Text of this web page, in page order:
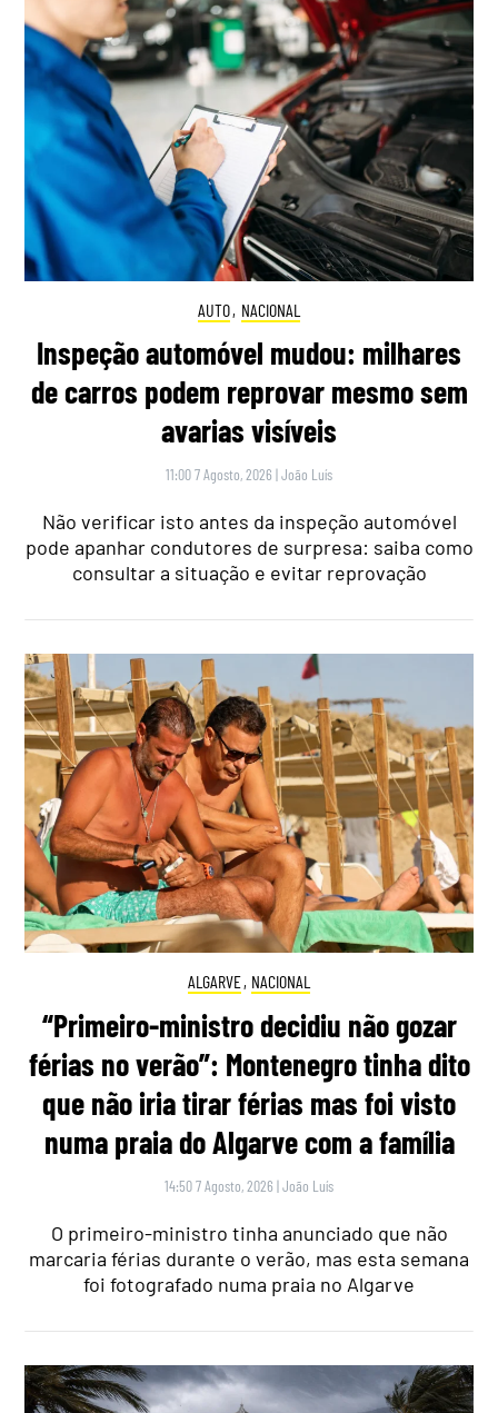
AUTO, NACIONAL
Inspeção automóvel mudou: milhares
de carros podem reprovar mesmo sem
avarias visíveis
11:00 7 Agosto, 2026 |João Luís
Não verificar isto antes da inspeção automóvel
pode apanhar condutores de surpresa: saiba como
consultar a situação e evitar reprovação
ALGARVE, NACIONAL
“Primeiro-ministro decidiu não gozar
férias no verão”: Montenegro tinha dito
que não iria tirar férias mas foi visto
numa praia do Algarve com a família
14:50 7 Agosto, 2026 |João Luís
O primeiro-ministro tinha anunciado que não
marcaria férias durante o verão, mas esta semana
foi fotografado numa praia no Algarve